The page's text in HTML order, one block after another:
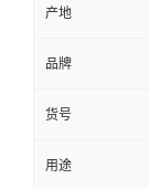
产地
品牌
货号
用途